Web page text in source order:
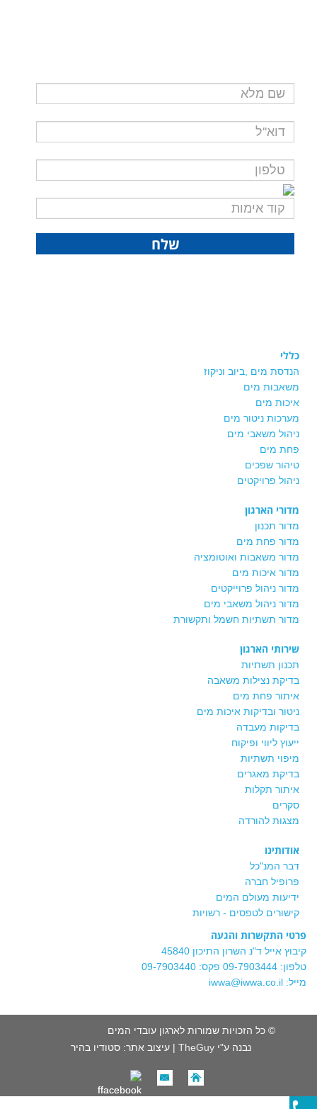
שלח
כללי
הנדסת מים ,ביוב וניקוז
משאבות מים
איכות מים
מערכות ניטור מים
ניהול משאבי מים
פחת מים
טיהור שפכים
ניהול פרויקטים
מדורי הארגון
מדור תכנון
מדור פחת מים
מדור משאבות ואוטומציה
מדור איכות מים
מדור ניהול פרוייקטים
מדור ניהול משאבי מים
מדור תשתיות חשמל ותקשורת
שירותי הארגון
תכנון תשתיות
בדיקת נצילות משאבה
איתור פחת מים
ניטור ובדיקות איכות מים
בדיקות מעבדה
ייעוץ ליווי ופיקוח
מיפוי תשתיות
בדיקת מאגרים
איתור תקלות
סקרים
מצגות להורדה
אודותינו
דבר המנ"כל
פרופיל חברה
ידיעות מעולם המים
קישורים לטפסים - רשויות
פרטי התקשרות והגעה
קיבוץ אייל ד"נ השרון התיכון 45840
טלפון: 09-7903444 פקס: 09-7903440
מייל: iwwa@iwwa.co.il
© כל הזכויות שמורות לארגון עובדי המים
נבנה ע"י TheGuy | עיצוב אתר: סטודיו בהיר